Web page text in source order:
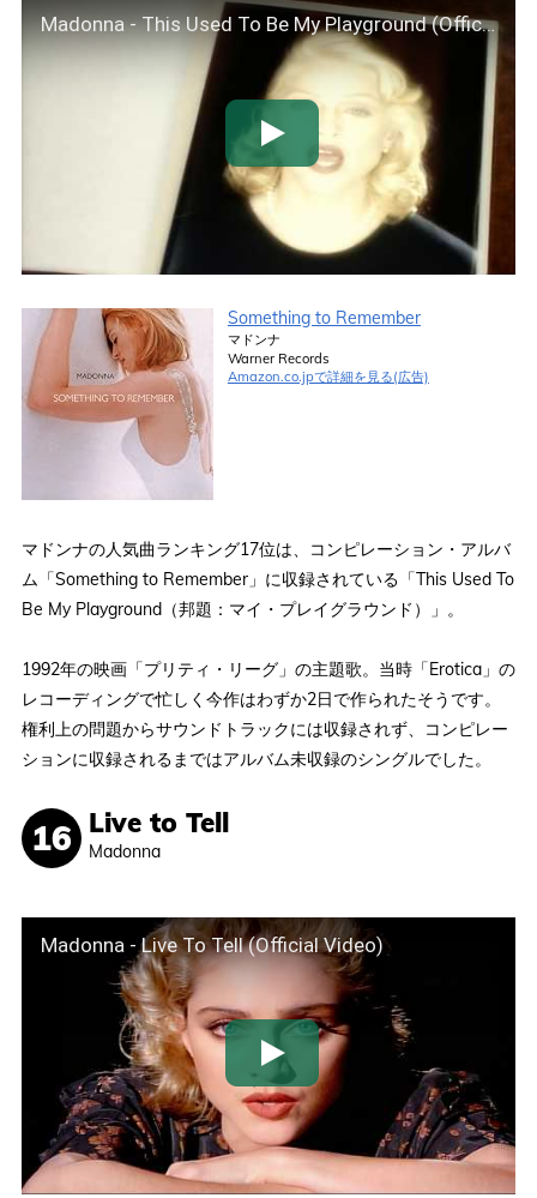
Madonna - This Used To Be My Playground (Official Video)
Something to Remember
マドンナ
Warner Records
Amazon.co.jpで詳細を見る(広告)
マドンナの人気曲ランキング17位は、コンピレーション・アルバ
ム「Something to Remember」に収録されている「This Used To
Be My Playground（邦題：マイ・プレイグラウンド）」。
1992年の映画「プリティ・リーグ」の主題歌。当時「Erotica」の
レコーディングで忙しく今作はわずか2日で作られたそうです。
権利上の問題からサウンドトラックには収録されず、コンピレー
ションに収録されるまではアルバム未収録のシングルでした。
Live to Tell
Madonna
Madonna - Live To Tell (Official Video)